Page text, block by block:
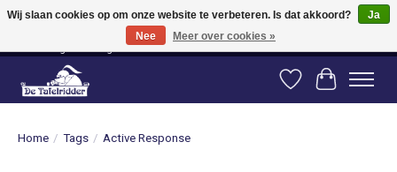
Vanaf 80 euro gratis verzending binnen Nederland! Vanaf 100 euro gratis
verzending naar België en Duitsland!
Verlanglijst
Home / Tags / Active Response
Wij slaan cookies op om onze website te verbeteren. Is dat akkoord?
Ja
Nee
Meer over cookies »